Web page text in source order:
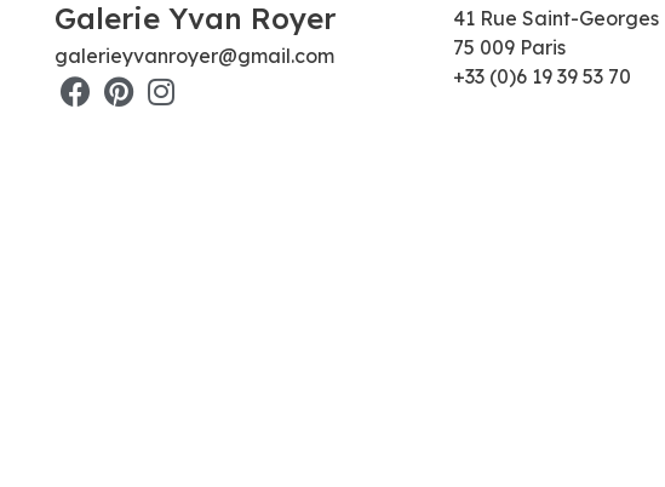
Galerie Yvan Royer
galerieyvanroyer@gmail.com
41 Rue Saint-Georges
75 009 Paris
+33 (0)6 19 39 53 70